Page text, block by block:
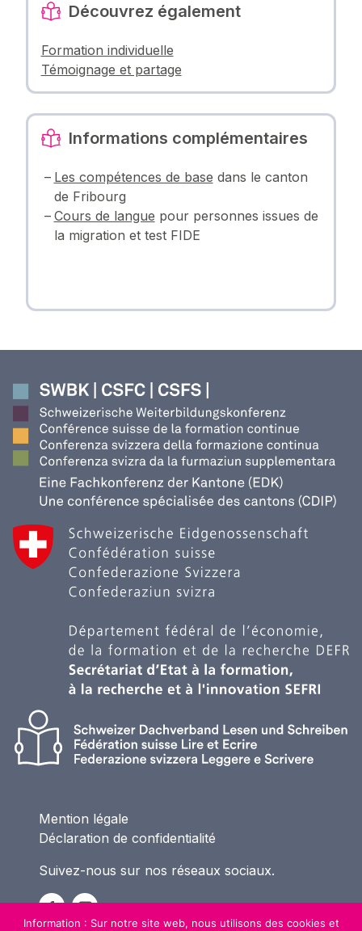
Découvrez également
Formation individuelle
Témoignage et partage
Informations complémentaires
Les compétences de base dans le canton
de Fribourg
Cours de langue pour personnes issues de
la migration et test FIDE
Mention légale
Déclaration de confidentialité
Suivez-nous sur nos réseaux sociaux.
Information : Sur notre site web, nous utilisons des cookies et